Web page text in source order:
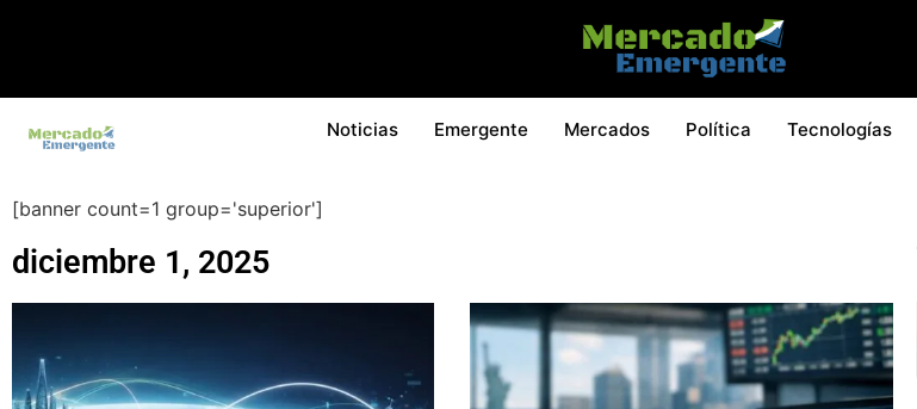
Noticias Emergente Mercados Política Tecnologías
[banner count=1 group='superior']
diciembre 1, 2025